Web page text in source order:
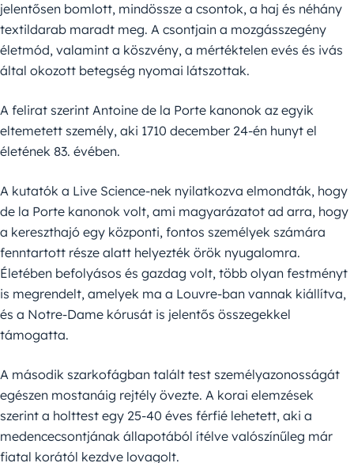
jelentősen bomlott, mindössze a csontok, a haj és néhány
textildarab maradt meg. A csontjain a mozgásszegény
életmód, valamint a köszvény, a mértéktelen evés és ivás
által okozott betegség nyomai látszottak.
A felirat szerint Antoine de la Porte kanonok az egyik
eltemetett személy, aki 1710 december 24-én hunyt el
életének 83. évében.
A kutatók a Live Science-nek nyilatkozva elmondták, hogy
de la Porte kanonok volt, ami magyarázatot ad arra, hogy
a kereszthajó egy központi, fontos személyek számára
fenntartott része alatt helyezték örök nyugalomra.
Életében befolyásos és gazdag volt, több olyan festményt
is megrendelt, amelyek ma a Louvre-ban vannak kiállítva,
és a Notre-Dame kórusát is jelentős összegekkel
támogatta.
A második szarkofágban talált test személyazonosságát
egészen mostanáig rejtély övezte. A korai elemzések
szerint a holttest egy 25-40 éves férfié lehetett, aki a
medencecsontjának állapotából ítélve valószínűleg már
fiatal korától kezdve lovagolt.